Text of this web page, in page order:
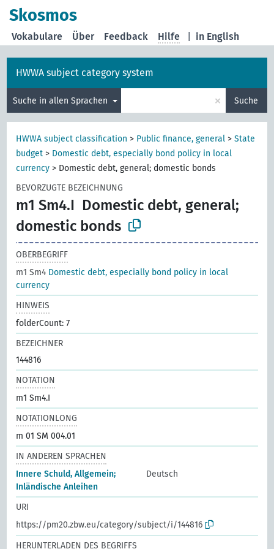
Skosmos
in English
Vokabulare Über Feedback Hilfe
HWWA subject category system
Suche in allen Sprachen × Suche
HWWA subject classification > Public finance, general >State
budget > Domestic debt, especially bond policy in local
currency > Domestic debt, general; domestic bonds
BEVORZUGTE BEZEICHNUNG
m1 Sm4.I Domestic debt, general;
domestic bonds
OBERBEGRIFF
m1 Sm4 Domestic debt, especially bond policy in local
currency
HINWEIS
folderCount: 7
BEZEICHNER
144816
NOTATION
m1 Sm4.I
NOTATIONLONG
m 01 SM 004.01
IN ANDEREN SPRACHEN
Innere Schuld, Allgemein;
Inländische Anleihen
Deutsch
URI
https://pm20.zbw.eu/category/subject/i/144816
HERUNTERLADEN DES BEGRIFFS